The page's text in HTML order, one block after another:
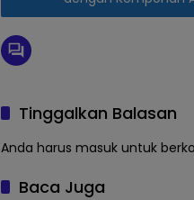
Tinggalkan Balasan
Anda harus masuk untuk
Baca Juga